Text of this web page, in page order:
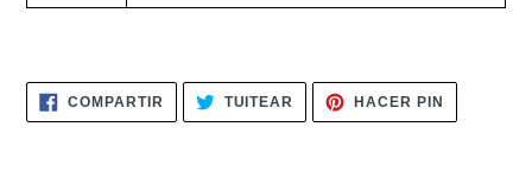
COMPARTIR COMPARTIR
FACEBOOK
TUITEAR TUITEAR
TWITTER
HACER PIN
PINTEREST